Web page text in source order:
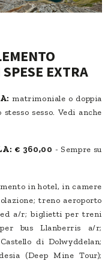
EXTRA
matrimoniale o doppia
sesso. Vedi anche
€ 360,00 - Sempre su
in hotel, in camere
treno aeroporto
a/r; biglietti per treni
bus Llanberris a/r;
di Dolwyddelan;
(Deep Mine Tour);